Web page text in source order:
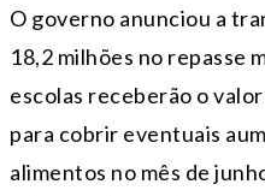
O governo anunciou a
18,2 milhões no repasse
escolas receberão o
para cobrir eventuais
alimentos no mês de